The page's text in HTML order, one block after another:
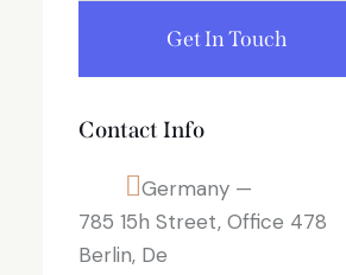
Contact Info
Germany —
785 15h Street, Office 478
Berlin, De